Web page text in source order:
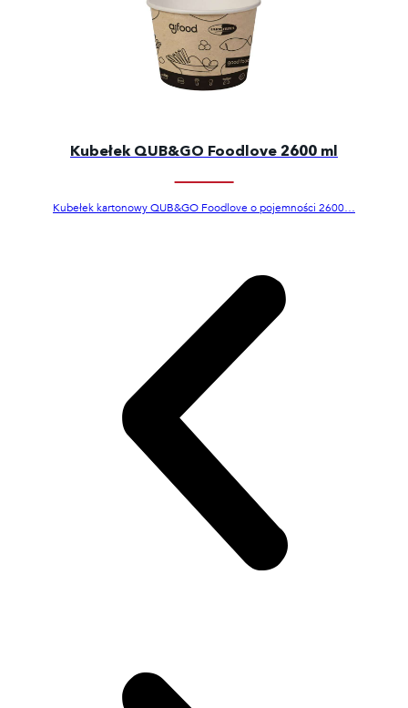
Kubełek QUB&GO Foodlove 2600 ml
Kubełek kartonowy QUB&GO Foodlove o pojemności 2600…